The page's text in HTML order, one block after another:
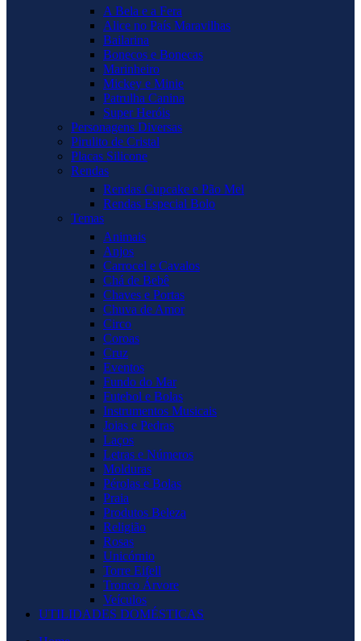
A Bela e a Fera
Alice no País Maravilhas
Bailarina
Bonecos e Bonecas
Marinheiro
Mickey e Minie
Patrulha Canina
Super Heróis
Personagens Diversas
Pirulito de Cristal
Placas Silicone
Rendas
Rendas Cupcake e Pão Mel
Rendas Especial Bolo
Temas
Animais
Anjos
Carrocel e Cavalos
Chá de Bebê
Chaves e Portas
Chuva de Amor
Circo
Coroas
Cruz
Eventos
Fundo do Mar
Futebol e Bolas
Instrumentos Musicais
Joias e Pedras
Laços
Letras e Números
Molduras
Pérolas e Bolas
Praia
Produtos Beleza
Religião
Rosas
Unicórnio
Torre Eifell
Tronco Árvore
Veículos
UTILIDADES DOMÉSTICAS